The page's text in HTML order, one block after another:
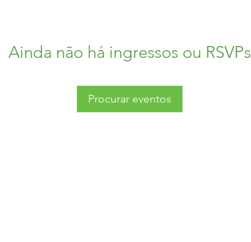
Ainda não há ingressos ou RSVPs
Procurar eventos